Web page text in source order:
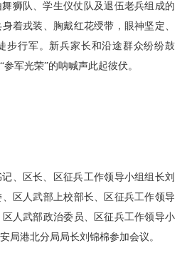
狮队、学生仪仗队及退伍老兵组成的
着戎装、胸戴红花绶带，眼神坚定、
步行军。新兵家长和沿途群众纷纷鼓
军光荣”的呐喊声此起彼伏。
、区长、区征兵工作领导小组组长刘
区人武部上校部长、区征兵工作领导
人武部政治委员、区征兵工作领导小
局港北分局局长刘锦棉参加会议。